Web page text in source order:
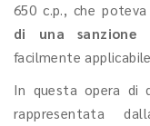
650 c.p., che
di una sanzione
facilmente
In questa opera di
rappresentata